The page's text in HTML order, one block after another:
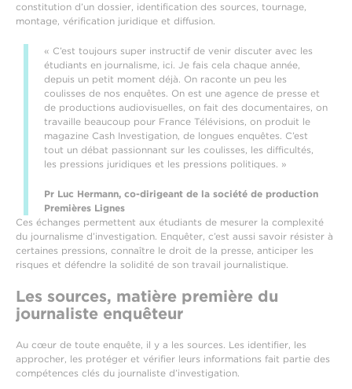
constitution d’un dossier, identification des sources, tournage,
montage, vérification juridique et diffusion.
« C’est toujours super instructif de venir discuter avec les
étudiants en journalisme, ici. Je fais cela chaque année,
depuis un petit moment déjà. On raconte un peu les
coulisses de nos enquêtes. On est une agence de presse et
de productions audiovisuelles, on fait des documentaires, on
travaille beaucoup pour France Télévisions, on produit le
magazine Cash Investigation, de longues enquêtes. C’est
tout un débat passionnant sur les coulisses, les difficultés,
les pressions juridiques et les pressions politiques. »
Pr Luc Hermann, co-dirigeant de la société de production
Premières Lignes
Ces échanges permettent aux étudiants de mesurer la complexité
du journalisme d’investigation. Enquêter, c’est aussi savoir résister à
certaines pressions, connaître le droit de la presse, anticiper les
risques et défendre la solidité de son travail journalistique.
Les sources, matière première du
journaliste enquêteur
Au cœur de toute enquête, il y a les sources. Les identifier, les
approcher, les protéger et vérifier leurs informations fait partie des
compétences clés du journaliste d’investigation.